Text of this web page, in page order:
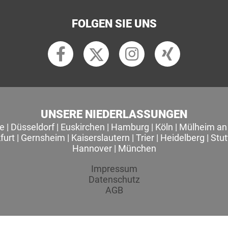
FOLGEN SIE UNS
UNSERE NIEDERLASSUNGEN
| Düsseldorf| Euskirchen | Hamburg | Köln | Mülheim
| Gernsheim | Kaiserslautern | Trier| Heidelberg |
Hannover| München
Impressum
Datenschutz
AGB